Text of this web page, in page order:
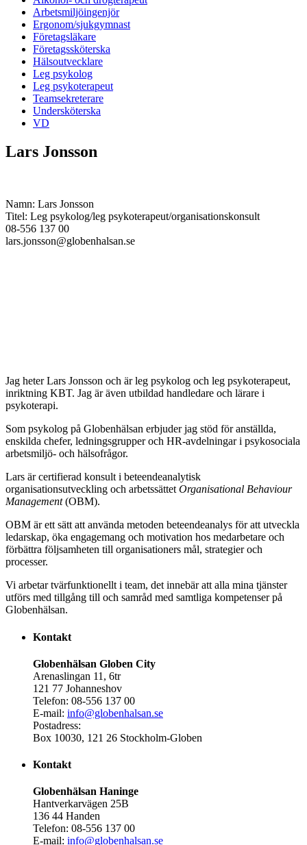
Arbetsmiljöingenjör
Ergonom/sjukgymnast
Företagsläkare
Företagssköterska
Hälsoutvecklare
Leg psykolog
Leg psykoterapeut
Teamsekreterare
Undersköterska
VD
Lars Jonsson
Namn: Lars Jonsson
Titel: Leg psykolog/leg psykoterapeut/organisationskonsult
08-556 137 00
lars.jonsson@globenhalsan.se
Jag heter Lars Jonsson och är leg psykolog och leg psykoterapeut,
inriktning KBT. Jag är även utbildad handledare och lärare i
psykoterapi.
Som psykolog på Globenhälsan erbjuder jag stöd för anställda,
enskilda chefer, ledningsgrupper och HR-avdelningar i psykosociala
arbetsmiljö- och hälsofrågor.
Lars är certifierad konsult i beteendeanalytisk
organisationsutveckling och arbetssättet Organisational Behaviour
Management(OBM).
OBM är ett sätt att använda metoden beteendeanalys för att utveckla
ledarskap, öka engagemang och motivation hos medarbetare och
förbättra följsamheten till organisationers mål, strategier och
processer.
Vi arbetar tvärfunktionellt i team, det innebär att alla mina tjänster
utförs med tillgång till och samråd med samtliga kompetenser på
Globenhälsan.
Kontakt
Globenhälsan Globen City
Arenaslingan 11, 6tr
121 77 Johanneshov
Telefon: 08-556 137 00
E-mail: info@globenhalsan.se
Postadress:
Box 10030, 121 26 Stockholm-Globen
Kontakt
Globenhälsan Haninge
Hantverkarvägen 25B
136 44 Handen
Telefon: 08-556 137 00
E-mail: info@globenhalsan.se